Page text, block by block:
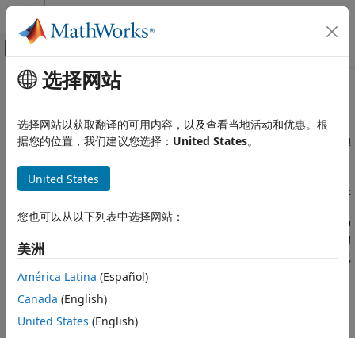
跳到内容
画布外导航菜单切换
文档主页
Signal Processing Toolbox
类别
Signal Processing Toolbox 快速入门
生物医学
地球科学
雷达与无线通信
信号生成、分析和预处理
主要内容
应用
音频、生物医学、地球科学、噪声、振动和粗糙度、雷达与无线通
Signal Processing Toolbox™ 支持各种信号处理应用。对于音频
应用，您可以识别语音、对声音进行分类及检测异常。对于生物医
对于地球科学应用，您可以估计地震信号中的速度变化或去除脉冲
噪声。对于噪声、振动和粗糙度应用，您可以分析旋转机械发出的
机械信号中的振动、模态和疲劳特性。某些雷达与无线通信应用包
括雷达目标分类和无线资源分配。
类别
选择网站
选择网站以获取翻译的可用内容，以及查看当地活动和优惠。根
据您的位置，我们建议您选择： United States。
United States
您也可以从以下列表中选择网站：
美洲
América Latina (Español)
Canada (English)
United States (English)